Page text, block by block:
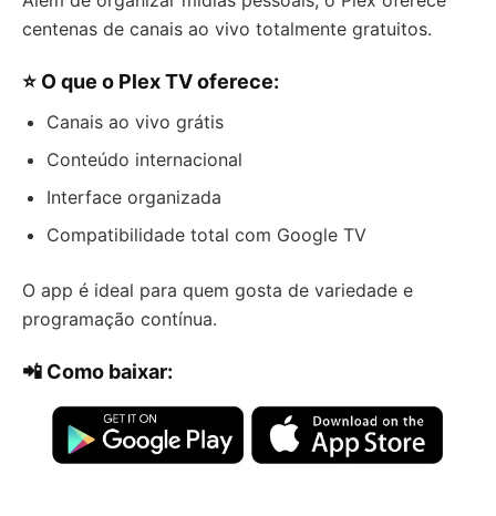
centenas de canais ao vivo totalmente gratuitos.
⭐ O que o Plex TV oferece:
Canais ao vivo grátis
Conteúdo internacional
Interface organizada
Compatibilidade total com Google TV
O app é ideal para quem gosta de variedade e
programação contínua.
📲 Como baixar: